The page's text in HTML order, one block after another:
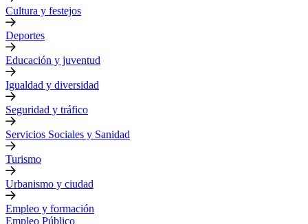
Cultura y festejos
Deportes
Educación y juventud
Igualdad y diversidad
Seguridad y tráfico
Servicios Sociales y Sanidad
Turismo
Urbanismo y ciudad
Empleo y formación
Empleo Público